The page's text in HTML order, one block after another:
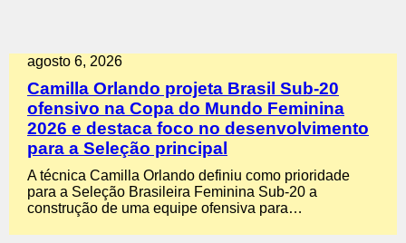
agosto 6, 2026
Camilla Orlando projeta Brasil Sub-20
ofensivo na Copa do Mundo Feminina
2026 e destaca foco no desenvolvimento
para a Seleção principal
A técnica Camilla Orlando definiu como prioridade
para a Seleção Brasileira Feminina Sub-20 a
construção de uma equipe ofensiva para…